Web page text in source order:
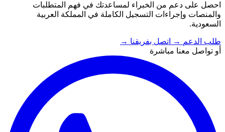
احصل على دعم من الخبراء لمساعدتك في فهم المتطلبات
والمنصات وإجراءات التسجيل الكاملة في المملكة العربية
السعودية.
طلب الدعم → اتصل بفريقنا →
أو تواصل معنا مباشرة